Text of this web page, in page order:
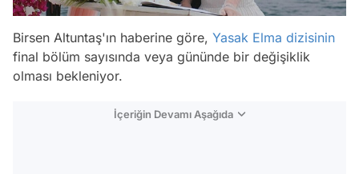
Birsen Altuntaş'ın haberine göre, Yasak Elma dizisinin
final bölüm sayısında veya gününde bir değişiklik
olması bekleniyor.
İçeriğin Devamı Aşağıda